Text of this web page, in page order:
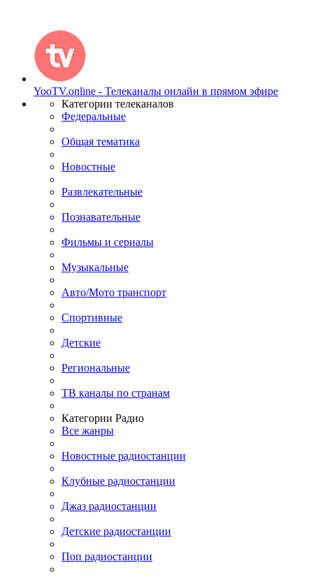
YooTV.online - Телеканалы онлайн в прямом эфире
Категории телеканалов
Федеральные
Общая тематика
Новостные
Развлекательные
Познавательные
Фильмы и сериалы
Музыкальные
Авто/Мото транспорт
Спортивные
Детские
Региональные
ТВ каналы по странам
Категории Радио
Все жанры
Новостные радиостанции
Клубные радиостанции
Джаз радиостанции
Детские радиостанции
Поп радиостанции